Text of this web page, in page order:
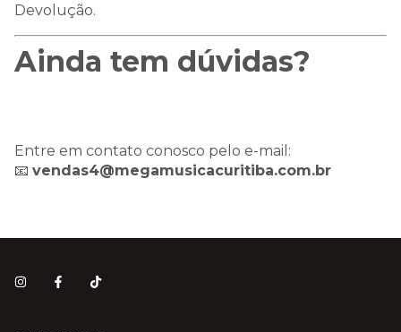
Devolução.
Ainda tem dúvidas?
Entre em contato conosco pelo e-mail:
📧 vendas4@megamusicacuritiba.com.br